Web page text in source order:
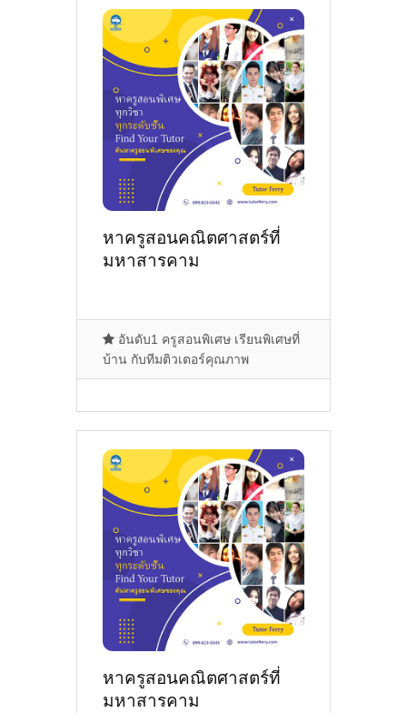
หาครูสอนคณิตศาสตร์ที่
มหาสารคาม
อันดับ1 ครูสอนพิเศษ เรียนพิเศษที่
บ้าน กับทีมติวเตอร์คุณภาพ
หาครูสอนคณิตศาสตร์ที่
มหาสารคาม